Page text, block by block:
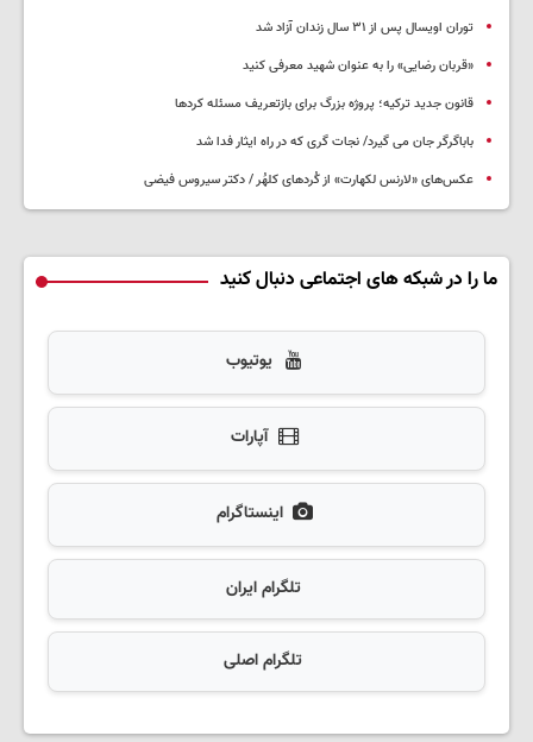
توران اویسال پس از ۳۱ سال زندان آزاد شد
«قربان رضایی» را به عنوان شهید معرفی کنید
قانون جدید ترکیه؛ پروژه بزرگ‌ برای بازتعریف مسئله کردها
باباگرگر جان می گیرد/ نجات گری که در راه ایثار فدا شد
عکس‌های «لارنس لکهارت» از کُردهای کلهُر / دکتر سیروس فیضی
ما را در شبکه های اجتماعی دنبال کنید
یوتیوب
آپارات
اینستاگرام
تلگرام ایران
تلگرام اصلی